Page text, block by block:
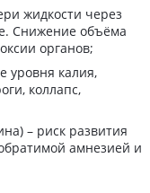
жидкости через
Снижение объёма
органов;
уровня калия,
коллапс,
– риск развития
амнезией и